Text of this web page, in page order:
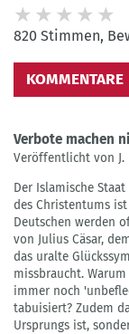
820 Stimmen,
KOMMENTARE
Verbote machen
Veröffentlicht von J.
Der Islamische
des Christentums
Deutschen werden
von Julius Cäsar,
das uralte
missbraucht.
immer noch
tabuisiert? Zudem
Ursprungs ist,